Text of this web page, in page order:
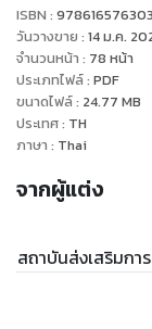
ISBN :
วันวางขาย : 14 ม.ค.
จำนวนหน้า : 78 หน้า
ประเภทไฟล์: PDF
ขนาดไฟล์: 24.77 MB
ประเทศ: TH
ภาษา : Thai
จากผู้แต่ง
สถาบันส่งเสริมกา